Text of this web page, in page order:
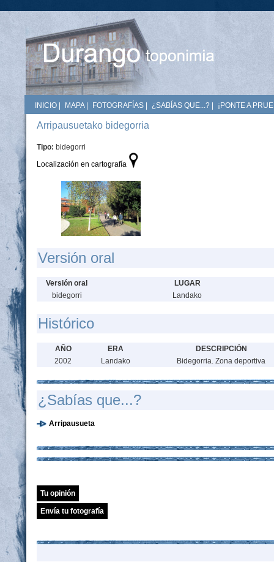
INICIO MAPA| FOTOGRAFÍAS ¿SABÍAS QUE...? ¡PONTE A
Arripausuetako bidegorria
Tipo: bidegorri
Localización en cartografía
Versión oral
Versión oral
LUGAR
bidegorri
Landako
Histórico
AÑO ERA
DESCRIPCIÓN
2002
Landako Bidegorria. Zona deportiva
¿Sabías que...?
Arripausueta
Tu opinión
Envía tu fotografía